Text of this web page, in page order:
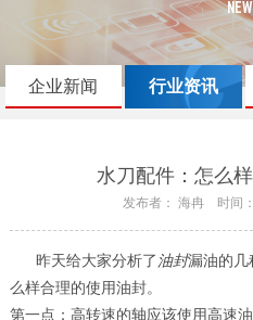
企业新闻 行业资讯
水刀配件：怎么
发布者： 海冉 时间
昨天给大家分析了 油封漏油的几
么样合理的使用油封。
第一点：高转速的轴应该使用高速